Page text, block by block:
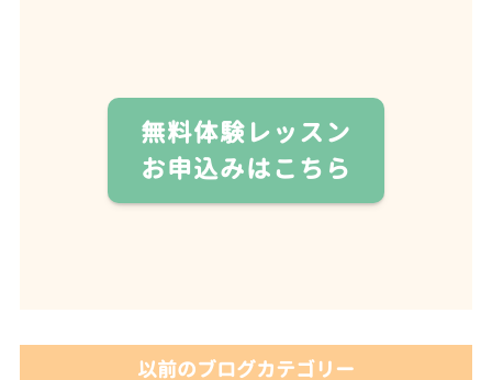
無料体験レッスン
お申込みはこちら
以前のブログカテゴリー